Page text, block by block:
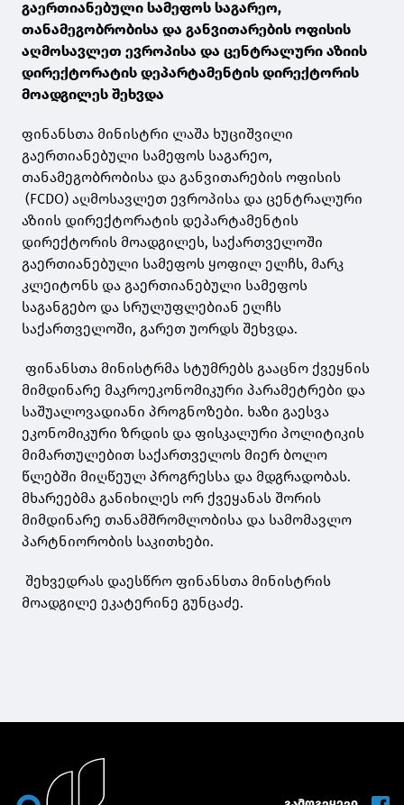
გაერთიანებული სამეფოს საგარეო,
თანამეგობრობისა და განვითარების ოფისის
აღმოსავლეთ ევროპისა და ცენტრალური აზიის
დირექტორატის დეპარტამენტის დირექტორის
მოადგილეს შეხვდა
ფინანსთა მინისტრი ლაშა ხუციშვილი
გაერთიანებული სამეფოს საგარეო,
თანამეგობრობისა და განვითარების ოფისის
(FCDO) აღმოსავლეთ ევროპისა და ცენტრალური
აზიის დირექტორატის დეპარტამენტის
დირექტორის მოადგილეს, საქართველოში
გაერთიანებული სამეფოს ყოფილ ელჩს, მარკ
კლეიტონს და გაერთიანებული სამეფოს
საგანგებო და სრულუფლებიან ელჩს
საქართველოში, გარეთ უორდს შეხვდა.
ფინანსთა მინისტრმა სტუმრებს გააცნო ქვეყნის
მიმდინარე მაკროეკონომიკური პარამეტრები და
საშუალოვადიანი პროგნოზები. ხაზი გაესვა
ეკონომიკური ზრდის და ფისკალური პოლიტიკის
მიმართულებით საქართველოს მიერ ბოლო
წლებში მიღწეულ პროგრესსა და მდგრადობას.
მხარეებმა განიხილეს ორ ქვეყანას შორის
მიმდინარე თანამშრომლობისა და სამომავლო
პარტნიორობის საკითხები.
შეხვედრას დაესწრო ფინანსთა მინისტრის
მოადგილე ეკატერინე გუნცაძე.